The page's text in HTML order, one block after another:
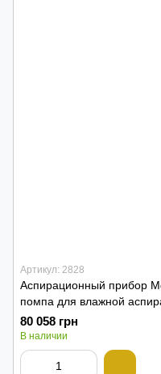
Артикул: 2828
Аспирационный прибор
помпа для влажной
стоматологической
80 058 грн
В наличии